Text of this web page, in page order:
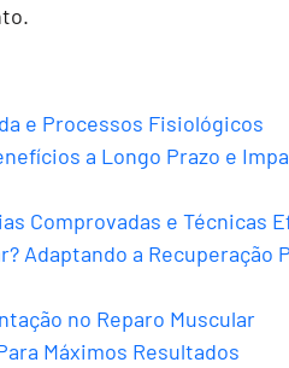
e Processos Fisiológicos
a Longo Prazo e
Comprovadas e Técnicas
Adaptando a Recuperação
no Reparo Muscular
Máximos Resultados